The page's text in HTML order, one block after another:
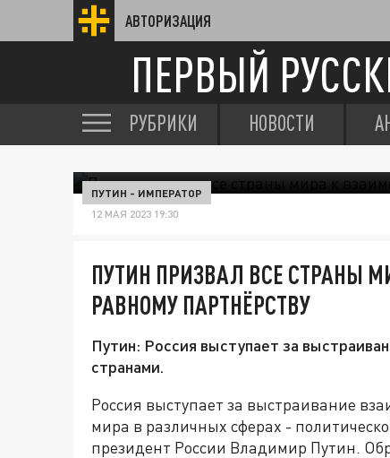
АВТОРИЗАЦИЯ
ПЕРВЫЙ
РУБРИКИ НОВОСТИ
ПУТИН - ИМПЕРАТОР
12 МАЯ 2023 19:30
ПУТИН ПРИЗВАЛ ВСЕ СТРАНЫ
РАВНОМУ ПАРТНЁРСТВУ
Путин: Россия выступает за
странами.
Россия выступает за выстраивание
мира в различных сферах -
президент России Владимир Путин.